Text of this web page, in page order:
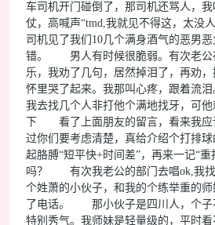
车司机开门碰倒了，那司机还骂人，
仗，高喊声“tmd,我就见不得这，太没
司机见了我们10几个满身酒气的恶男
错。 男人有时候很脆弱。有次老公
乐，我劝了几句，居然掉泪了，再劝
怀里哭了起来。我那叫心疼，跟着流泪
我去找几个人非打他个满地找牙，可
下 看了上面朋友的留言，看来我
过你们要考虑清楚，真给介绍个打排
起胳膊“短平快+时间差”，再来一记“
吗？ 有次我老公的部门去唱ok,我找
个姓萧的小伙子，和我的个练举重的
了电话。 那小伙子是四川人，个子
特别秀气。我师妹是轻量级的，平时